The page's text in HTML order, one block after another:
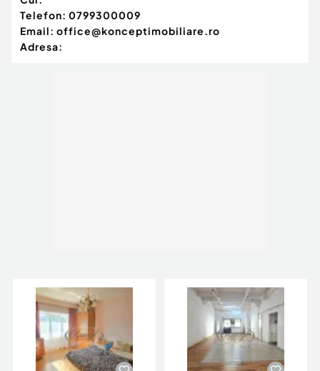
Telefon: 0799300009
Email: office@konceptimobiliare.ro
Adresa: